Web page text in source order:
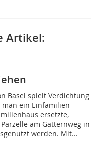
Artikel:
Basel spielt Verdichtung
man ein Einfamilien-
ersetzte,
am Gatternweg in
werden. Mit...